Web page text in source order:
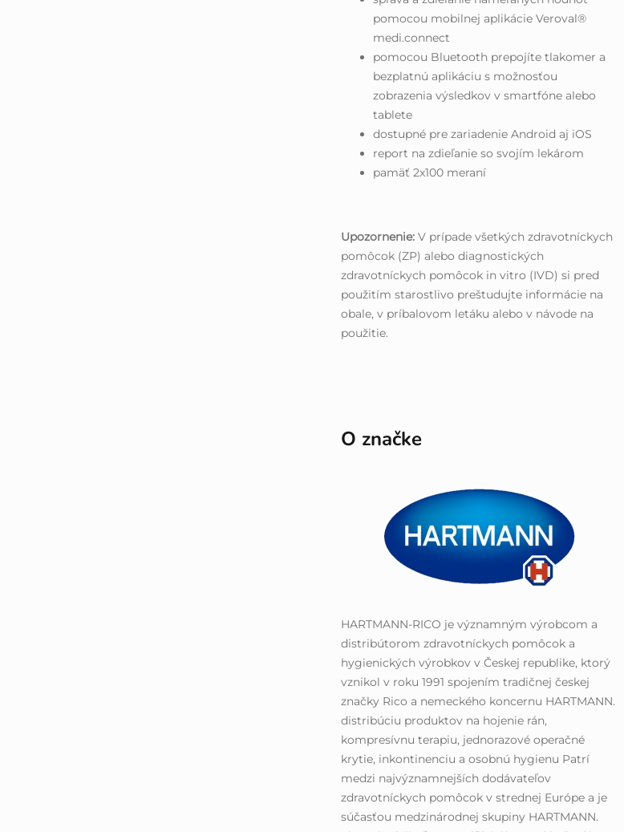
pomocou mobilnej aplikácie Veroval®
medi.connect
pomocou Bluetooth prepojíte tlakomer a
bezplatnú aplikáciu s možnosťou
zobrazenia výsledkov v smartfóne alebo
tablete
dostupné pre zariadenie Android aj iOS
report na zdieľanie so svojím lekárom
pamäť 2x100 meraní
Upozornenie:V prípade všetkých zdravotníckych
pomôcok (ZP) alebo diagnostických
zdravotníckych pomôcok in vitro (IVD) si pred
použitím starostlivo preštudujte informácie na
obale, v príbalovom letáku alebo v návode na
použitie.
O značke
HARTMANN-RICO je významným výrobcom a
distribútorom zdravotníckych pomôcok a
hygienických výrobkov v Českej republike, ktorý
vznikol v roku 1991 spojením tradičnej českej
značky Rico a nemeckého koncernu HARTMANN.
distribúciu produktov na hojenie rán,
kompresívnu terapiu, jednorazové operačné
krytie, inkontinenciu a osobnú hygienu Patrí
medzi najvýznamnejších dodávateľov
zdravotníckych pomôcok v strednej Európe a je
súčasťou medzinárodnej skupiny HARTMANN.